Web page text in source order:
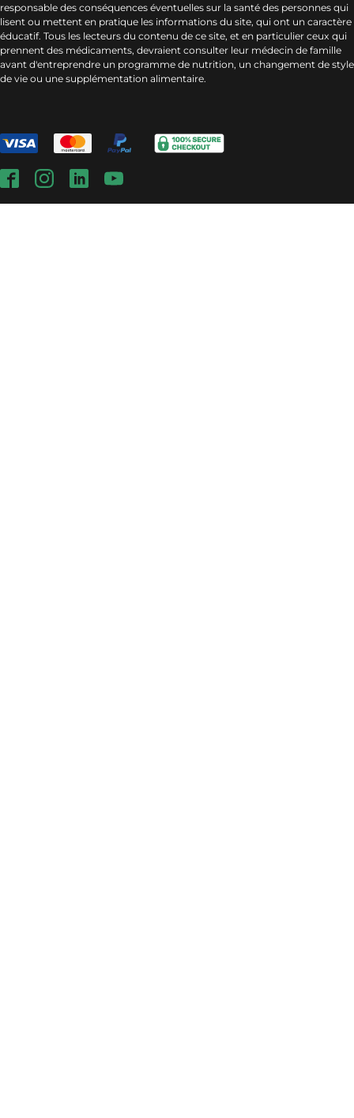
responsable des conséquences éventuelles sur la santé des personnes qui
lisent ou mettent en pratique les informations du site, qui ont un caractère
éducatif. Tous les lecteurs du contenu de ce site, et en particulier ceux qui
prennent des médicaments, devraient consulter leur médecin de famille
avant d'entreprendre un programme de nutrition, un changement de style
de vie ou une supplémentation alimentaire.